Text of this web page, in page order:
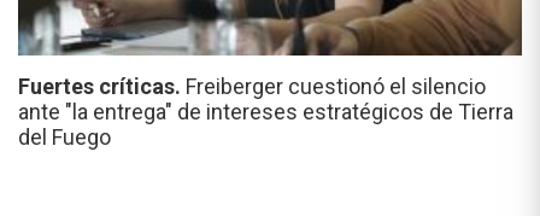
Fuertes críticas. Freiberger cuestionó el silencio
ante "la entrega" de intereses estratégicos de Tierra
del Fuego